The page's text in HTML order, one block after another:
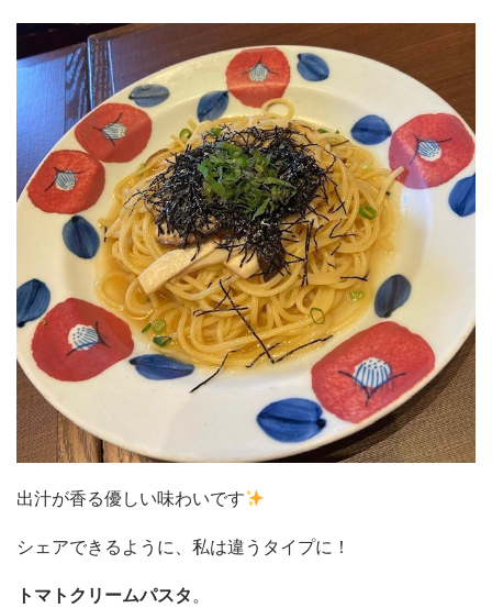
出汁が香る優しい味わいです
シェアできるように、私は違うタイプに！
トマトクリームパスタ。